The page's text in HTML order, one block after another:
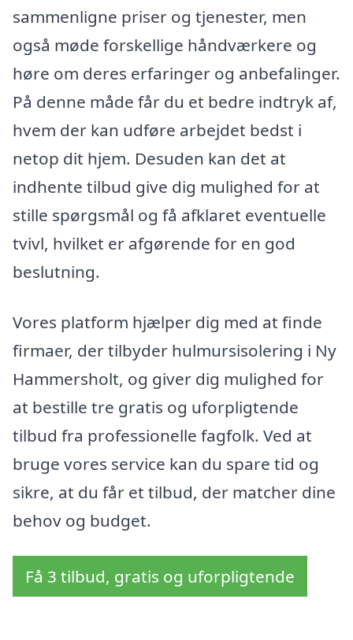
sammenligne priser og tjenester, men
også møde forskellige håndværkere og
høre om deres erfaringer og anbefalinger.
På denne måde får du et bedre indtryk af,
hvem der kan udføre arbejdet bedst i
netop dit hjem. Desuden kan det at
indhente tilbud give dig mulighed for at
stille spørgsmål og få afklaret eventuelle
tvivl, hvilket er afgørende for en god
beslutning.
Vores platform hjælper dig med at finde
firmaer, der tilbyder hulmursisolering i Ny
Hammersholt, og giver dig mulighed for
at bestille tre gratis og uforpligtende
tilbud fra professionelle fagfolk. Ved at
bruge vores service kan du spare tid og
sikre, at du får et tilbud, der matcher dine
behov og budget.
Få 3 tilbud, gratis og uforpligtende